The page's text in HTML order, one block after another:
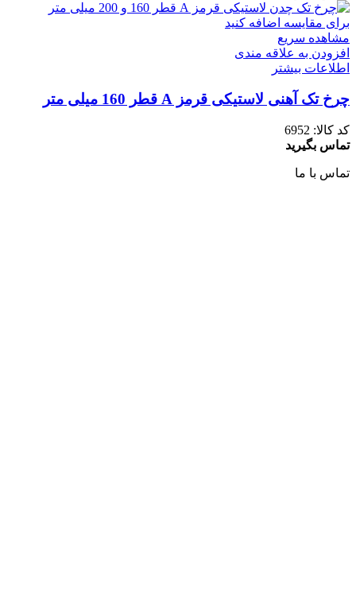
برای مقایسه اضافه کنید
مشاهده سریع
افزودن به علاقه مندی
اطلاعات بیشتر
چرخ تک آهنی لاستیکی قرمز A قطر 160 میلی متر
کد کالا: 6952
تماس بگیرید
تماس با ما